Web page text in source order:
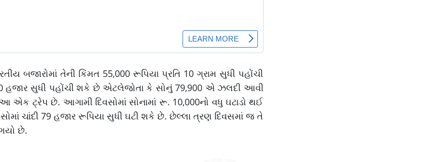
બજારોમાં તેની કિંમત 55,000 રૂપિયા પ્રતિ 10 ગ્રામ સુધી પહોંચી
હજાર સુધી પહોંચી શકે છે એટલેજોતા કે સોનું 79,900 એ ઝલદી આવી
ટ્રેપ છે. આગામી દિવસોમાં સોનામાં રૂ. 10,000નો વધુ ઘટાડો થઈ
ચાંદી 79 હજાર રૂપિયા સુધી ઘટી શકે છે. છેલ્લા ત્રણ દિવસમાં જ તે
છે.